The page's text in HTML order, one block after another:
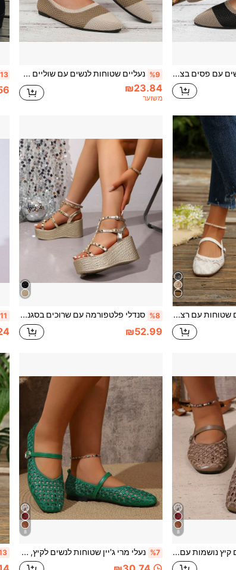
נעליים שטוחות לנשים עם פסים בצבעים נושמות, דוגמת טלאים, בטנה מחודדת, להחליק על, לבוש יומיומי מינימליסטי, לופרס סריג בצבע שחור וחאקי, כל העונה %9 נעליים שטוחות לנשים עם שוליים צבעוניים, טלאים, דוגמא מינימליסטית, שוליים מחודדים, לנשימה עדינה לנסיעות יומיומיות, נעלי לואפרס קז'ואל בצבע חאקי עם סריג
₪23.84
משוער
נעלי מרי ג'יין נשים שטוחות עם רצועה בודדת, חלולות ומאווררות, תחרה שחורה עם דוגמת פרחים, קצה ריבועי, סוליה רכה, סגנון צרפתי וינטג', לכל העונות, לנסיעות יומיומיות %8 סנדלי פלטפורמה עם שרוכים בסגנון רומי לנשים, אביב/קיץ
₪52.99
8
נעלי מרי ג'יין נשים קיץ נושמות עם עיטור קרושה חלול בדוגמת עיניים אובליות, פתיחה מרובעת, רצועה בודדת, סוליה שטוחה, סגנון צרפתי למסעות יומיומיים ויומיומיים, צבע גמל, בד פוליאסטר, גב נמוך
8
%7 נעלי מרי ג'יין שטוחות לנשים לקיץ, נושמות, עם עיטור קרושה חלול בדוגמת עיניים אובליות, קצה רבע, רצועה בודדת, סגנון צרפתי, לנסיעות יומיומיות, ירוקות, מבד פוליאסטר, קז'ואל, גזרה נמוכה